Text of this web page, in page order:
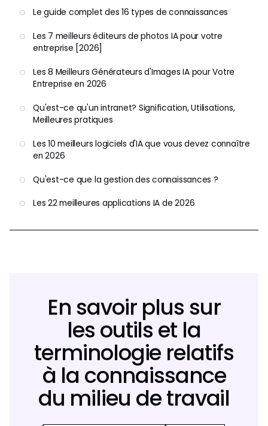
Le guide complet des 16 types de connaissances
Les 7 meilleurs éditeurs de photos IA pour votre
entreprise [2026]
Les 8 Meilleurs Générateurs d'Images IA pour Votre
Entreprise en 2026
Qu'est-ce qu'un intranet? Signification, Utilisations,
Meilleures pratiques
Les 10 meilleurs logiciels d'IA que vous devez connaître
en 2026
Qu'est-ce que la gestion des connaissances ?
Les 22 meilleures applications IA de 2026
En savoir plus sur
les outils et la
terminologie relatifs
à la connaissance
du milieu de travail